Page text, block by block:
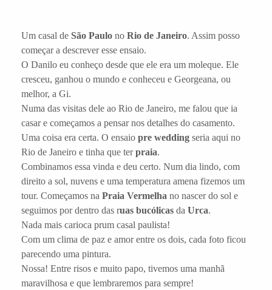
Um casal de São Paulo no Rio de Janeiro. Assim posso
começar a descrever esse ensaio.
O Danilo eu conheço desde que ele era um moleque. Ele
cresceu, ganhou o mundo e conheceu e Georgeana, ou
melhor, a Gi.
Numa das visitas dele ao Rio de Janeiro, me falou que ia
casar e começamos a pensar nos detalhes do casamento.
Uma coisa era certa. O ensaio pre wedding seria aqui no
Rio de Janeiro e tinha que terpraia.
Combinamos essa vinda e deu certo. Num dia lindo, com
direito a sol, nuvens e uma temperatura amena fizemos um
tour. Começamos na Praia Vermelha no nascer do sol e
seguimos por dentro das ruas bucólicas da Urca.
Nada mais carioca prum casal paulista!
Com um clima de paz e amor entre os dois, cada foto ficou
parecendo uma pintura.
Nossa! Entre risos e muito papo, tivemos uma manhã
maravilhosa e que lembraremos para sempre!